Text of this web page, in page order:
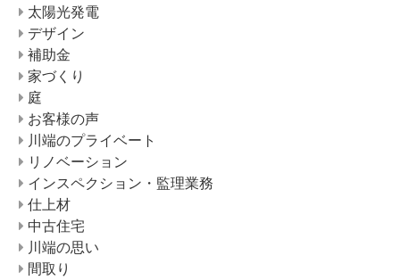
太陽光発電
デザイン
補助金
家づくり
庭
お客様の声
川端のプライベート
リノベーション
インスペクション・監理業務
仕上材
中古住宅
川端の思い
間取り